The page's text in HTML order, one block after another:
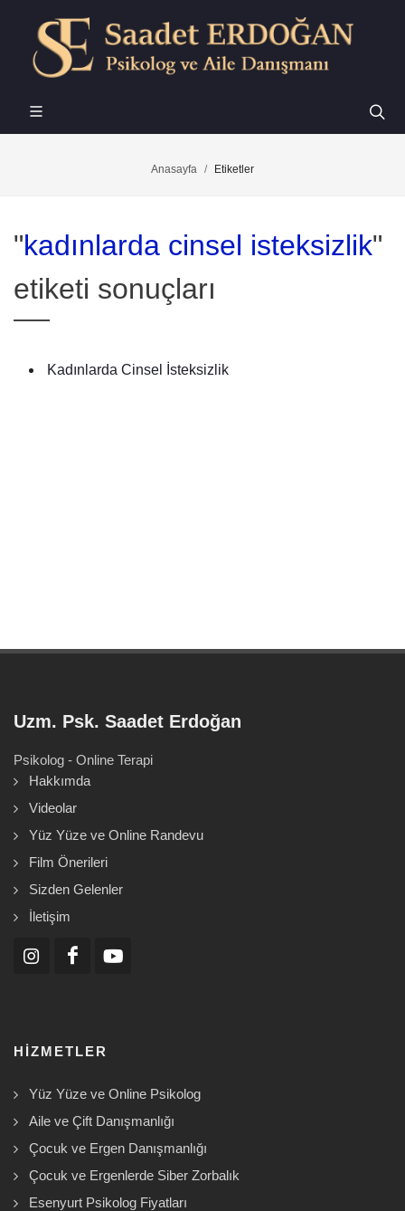
Anasayfa Etiketler
"kadınlarda cinsel isteksizlik"
etiketi sonuçları
Kadınlarda Cinsel İsteksizlik
Uzm. Psk. Saadet Erdoğan
Psikolog - Online Terapi
Hakkımda
Videolar
Yüz Yüze ve Online Randevu
Film Önerileri
Sizden Gelenler
İletişim
HIZMETLER
Yüz Yüze ve Online Psikolog
Aile ve Çift Danışmanlığı
Çocuk ve Ergen Danışmanlığı
Çocuk ve Ergenlerde Siber Zorbalık
Esenyurt Psikolog Fiyatları